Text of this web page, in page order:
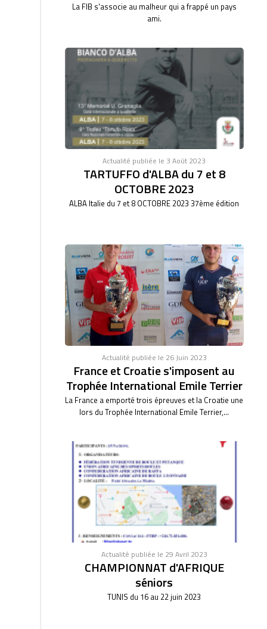
La FIB s'associe au malheur qui a frappé un pays
ami.
Actualité publiée le 3 Août 2023
TARTUFFO d'ALBA du 7 et 8
OCTOBRE 2023
ALBA Italie du 7 et 8 OCTOBRE 2023 37ème édition
Actualité publiée le 26 Juin 2023
France et Croatie s'imposent au
Trophée International Emile Terrier
La France a emporté trois épreuves et la Croatie une
lors du Trophée International Emile Terrier,...
Actualité publiée le 29 Avril 2023
CHAMPIONNAT d'AFRIQUE
séniors
TUNIS du 16 au 22 juin 2023